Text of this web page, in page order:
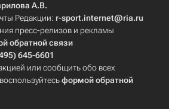
А.В.
Редакции: r-sport.internet@ria.ru
пресс-релизов и рекламы
обратной связи
645-6601
или сообщить обо всех
формой обратной